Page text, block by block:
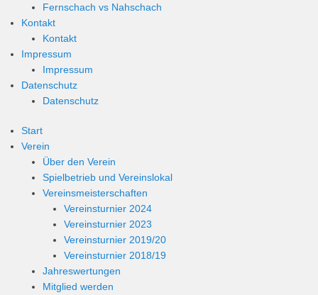
Fernschach vs Nahschach
Kontakt
Kontakt
Impressum
Impressum
Datenschutz
Datenschutz
Start
Verein
Über den Verein
Spielbetrieb und Vereinslokal
Vereinsmeisterschaften
Vereinsturnier 2024
Vereinsturnier 2023
Vereinsturnier 2019/20
Vereinsturnier 2018/19
Jahreswertungen
Mitglied werden